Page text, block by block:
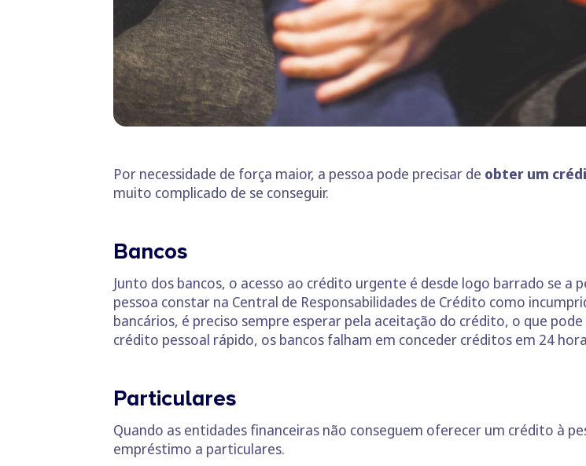
Por necessidade de força maior, a pessoa pode precisar de obter um
muito complicado de se conseguir.
Bancos
Junto dos bancos, o acesso ao crédito urgente é desde logo barrado se a
pessoa constar na Central de Responsabilidades de Crédito como
bancários, é preciso sempre esperar pela aceitação do crédito, o que
crédito pessoal rápido, os bancos falham em conceder créditos em 24
Particulares
Quando as entidades financeiras não conseguem oferecer um crédito à
empréstimo a particulares.